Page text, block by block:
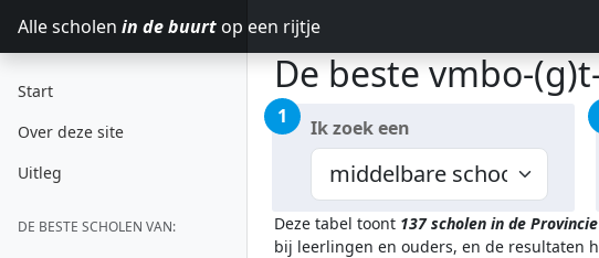
Alle scholen in de buurt op een rijtje
Start
Over deze site
Uitleg
DE BESTE SCHOLEN VAN:
De beste vmbo-
1 Ik zoek een
Deze tabel toont 137 scholen in de
bij leerlingen en ouders, en de resultaten